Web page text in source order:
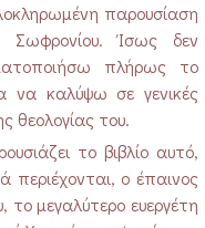
παρουσίαση
Σωφρονίου. Ίσως δεν
πλήρως το
καλύψω σε γενικές
θεολογίας του.
το βιβλίο αυτό,
περιέχονται, ο έπαινος
το μεγαλύτερο ευεργέτη